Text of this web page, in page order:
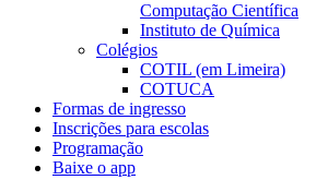
Computação Científica
Instituto de Química
Colégios
COTIL (em Limeira)
COTUCA
Formas de ingresso
Inscrições para escolas
Programação
Baixe o app